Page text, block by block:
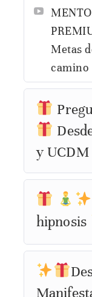
Metas
camino
y UCDM
hipnosis